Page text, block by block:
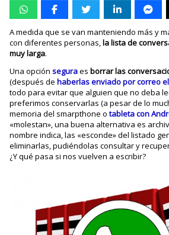
A medida que se van manteniendo más y
con diferentes personas,la lista de
muy larga.
Una opciónseguraesborrar las
(después dehaberlas enviado por correo
todo para evitar que alguien que no deba
preferimos conservarlas (a pesar de lo
memoria del smarpthone otableta con
«molestan», una buena alternativa es
nombre indica, las «esconde» del listado
eliminarlas, pudiéndolas consultar y
¿Y qué pasa si nos vuelven a escribir?